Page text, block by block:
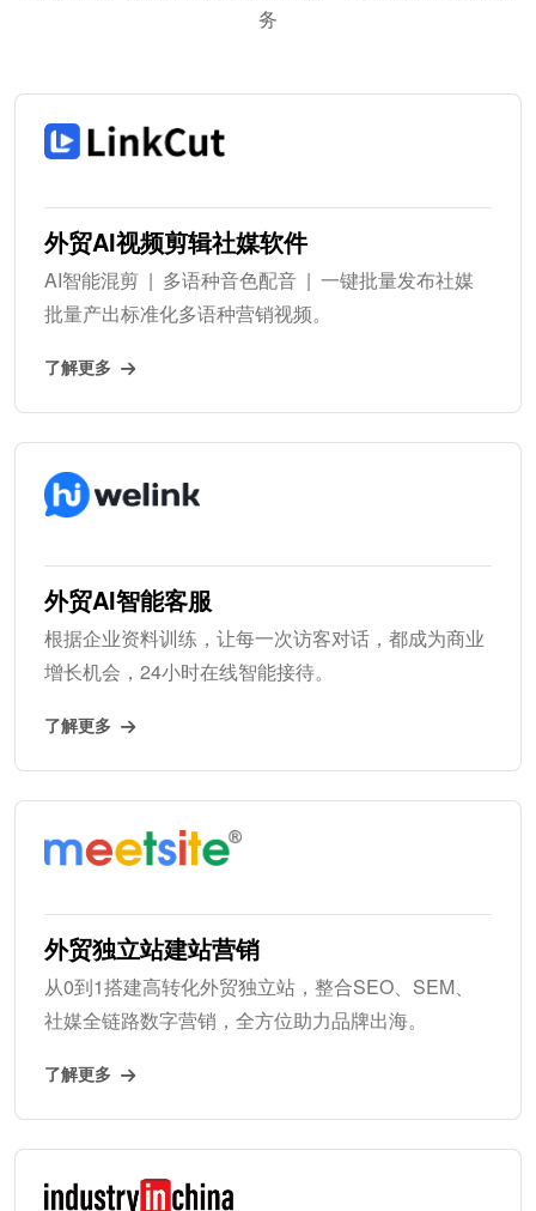
务
外贸AI视频剪辑社媒软件
AI智能混剪 | 多语种音色配音 | 一键批量发布社媒
批量产出标准化多语种营销视频。
了解更多
外贸AI智能客服
根据企业资料训练，让每一次访客对话，都成为商业
增长机会，24小时在线智能接待。
了解更多
外贸独立站建站营销
从0到1搭建高转化外贸独立站，整合SEO、SEM、
社媒全链路数字营销，全方位助力品牌出海。
了解更多